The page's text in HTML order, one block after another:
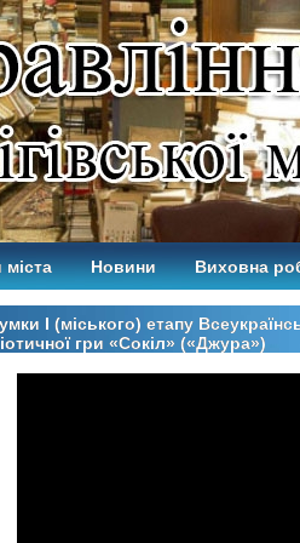
міста Новини Виховна
І (міського) етапу
гри «Сокіл» («Джура»)